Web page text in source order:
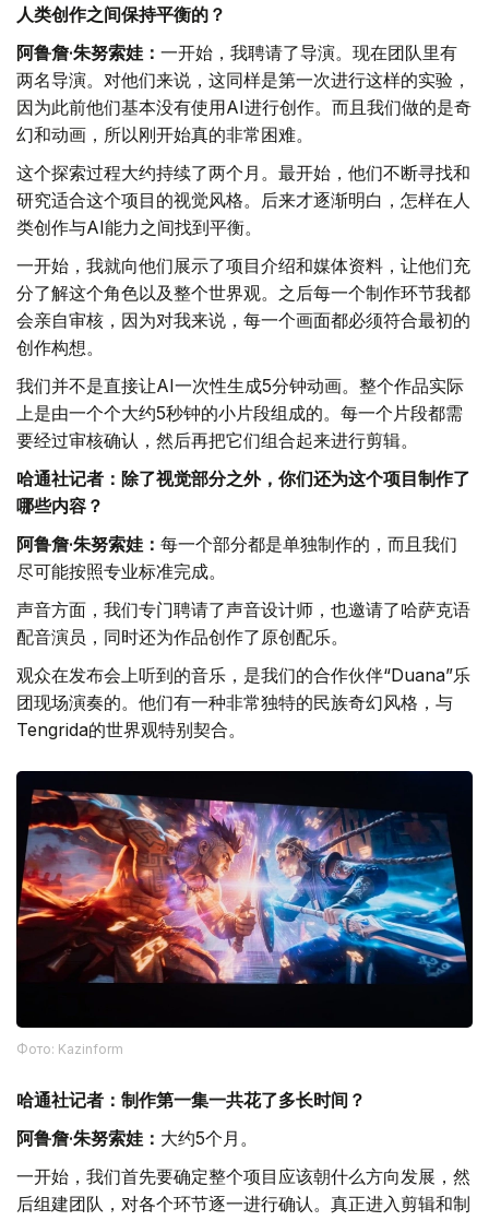
人类创作之间保持平衡的？
阿鲁詹·朱努索娃： 一开始，我聘请了导演。现在团队里有
两名导演。对他们来说，这同样是第一次进行这样的实验，
因为此前他们基本没有使用AI进行创作。而且我们做的是奇
幻和动画，所以刚开始真的非常困难。
这个探索过程大约持续了两个月。最开始，他们不断寻找和
研究适合这个项目的视觉风格。后来才逐渐明白，怎样在人
类创作与AI能力之间找到平衡。
一开始，我就向他们展示了项目介绍和媒体资料，让他们充
分了解这个角色以及整个世界观。之后每一个制作环节我都
会亲自审核，因为对我来说，每一个画面都必须符合最初的
创作构想。
我们并不是直接让AI一次性生成5分钟动画。整个作品实际
上是由一个个大约5秒钟的小片段组成的。每一个片段都需
要经过审核确认，然后再把它们组合起来进行剪辑。
哈通社记者：除了视觉部分之外，你们还为这个项目制作了
哪些内容？
阿鲁詹·朱努索娃： 每一个部分都是单独制作的，而且我们
尽可能按照专业标准完成。
声音方面，我们专门聘请了声音设计师，也邀请了哈萨克语
配音演员，同时还为作品创作了原创配乐。
观众在发布会上听到的音乐，是我们的合作伙伴“Duana”乐
团现场演奏的。他们有一种非常独特的民族奇幻风格，与
Tengrida的世界观特别契合。
Фото: Kazinform
哈通社记者：制作第一集一共花了多长时间？
阿鲁詹·朱努索娃： 大约5个月。
一开始，我们首先要确定整个项目应该朝什么方向发展，然
后组建团队，对各个环节逐一进行确认。真正进入剪辑和制